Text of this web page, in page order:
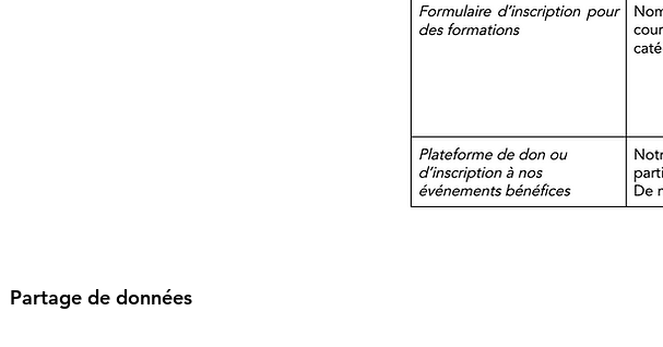
Partage de données